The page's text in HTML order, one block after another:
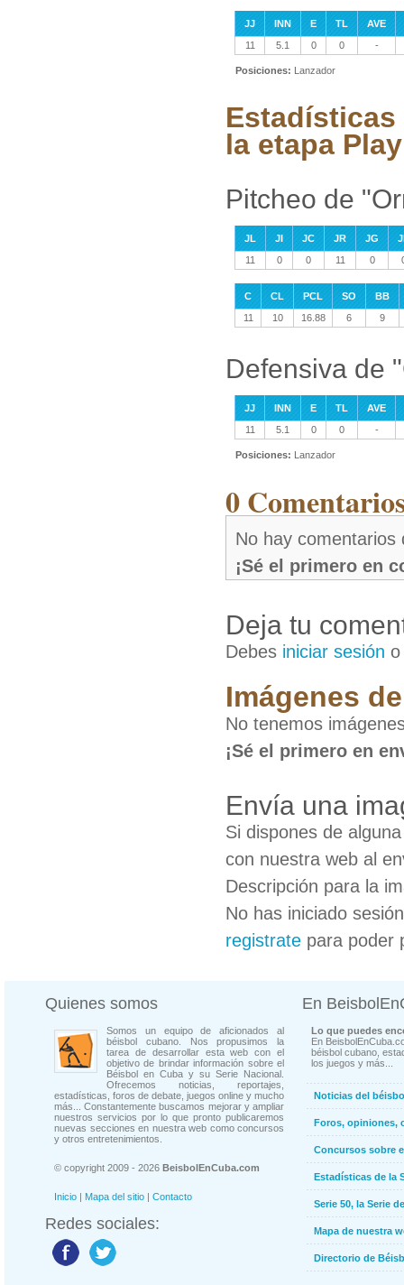
JJ INN E TL
AVE
11
5.1 0 0 -
Posiciones: Lanzador
la etapa
Pitcheo de
JL JI JC JR JG
11
0 0 11 0
C CL PCL SO
BB
11
10 16.88 6 9
Defensiva de
JJ INN E TL
AVE
11
5.1 0 0 -
Posiciones: Lanzador
0
No hay comentarios
¡Sé el primero en
Deja tu
Debes iniciar sesión
Imágenes
No tenemos
¡Sé el primero en
Envía una
Si dispones de
con nuestra web al
Descripción para la
No has iniciado
registrate para poder
Quienes somos
Somos un equipo de aficionados al
béisbol cubano. Nos propusimos la
tarea de desarrollar esta web con el
objetivo de brindar información sobre el
Béisbol en Cuba y su Serie Nacional.
Ofrecemos noticias, reportajes,
estadísticas, foros de debate, juegos online y mucho
más... Constantemente buscamos mejorar y ampliar
nuestros servicios por lo que pronto publicaremos
nuevas secciones en nuestra web como concursos
y otros entretenimientos.
© copyright 2009 - 2026 BeisbolEnCuba.com
Inicio | Mapa del sitio | Contacto
Redes sociales:
En
Lo que puedes
En
béisbol cubano,
los juegos y más...
Noticias del
Foros, opiniones,
Concursos sobre
Estadísticas de la
Serie 50, la Serie
Mapa de nuestra
Directorio de